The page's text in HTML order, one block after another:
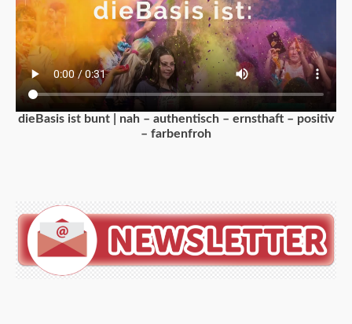
dieBasis ist bunt | nah – authentisch – ernsthaft – positiv
– farbenfroh